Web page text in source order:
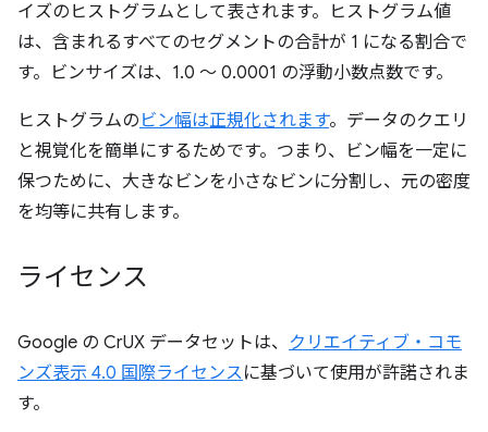
イズのヒストグラムとして表されます。ヒストグラム値
は、含まれるすべてのセグメントの合計が 1 になる割合で
す。ビンサイズは、1.0 ～ 0.0001 の浮動小数点数です。
ヒストグラムの ビン幅は正規化されます。データのクエリ
と視覚化を簡単にするためです。つまり、ビン幅を一定に
保つために、大きなビンを小さなビンに分割し、元の密度
を均等に共有します。
ライセンス
Google の CrUX データセットは、 クリエイティブ・コモ
ンズ表示 4.0 国際ライセンスに基づいて使用が許諾されま
す。